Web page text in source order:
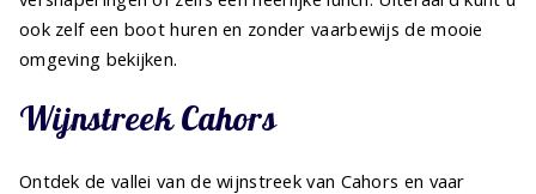
ook zelf een boot huren en zonder vaarbewijs de mooie
omgeving bekijken.
Wijnstreek Cahors
Ontdek de vallei van de wijnstreek van Cahors en vaar